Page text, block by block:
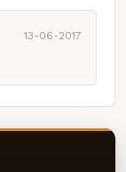
13-06-2017